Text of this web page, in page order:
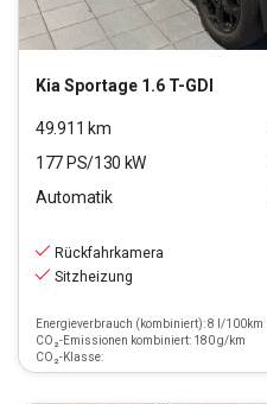
KiaSportage 1.6 T-GDI
49.911 km
177 PS/130 kW
Automatik
Rückfahrkamera
Sitzheizung
Energieverbrauch (kombiniert): 8 l/100km
CO₂-Emissionen kombiniert: 180 g/km
CO₂-Klasse: